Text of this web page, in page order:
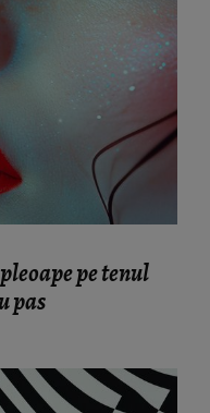
pe tenul
pas